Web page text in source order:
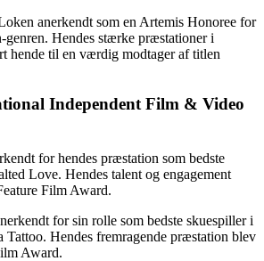
anerkendt som en Artemis Honoree for
genren. Hendes stærke præstationer i
hende til en værdig modtager af titlen
Independent Film & Video
for hendes præstation som bedste
Love. Hendes talent og engagement
Film Award.
for sin rolle som bedste skuespiller i
Hendes fremragende præstation blev
Award.